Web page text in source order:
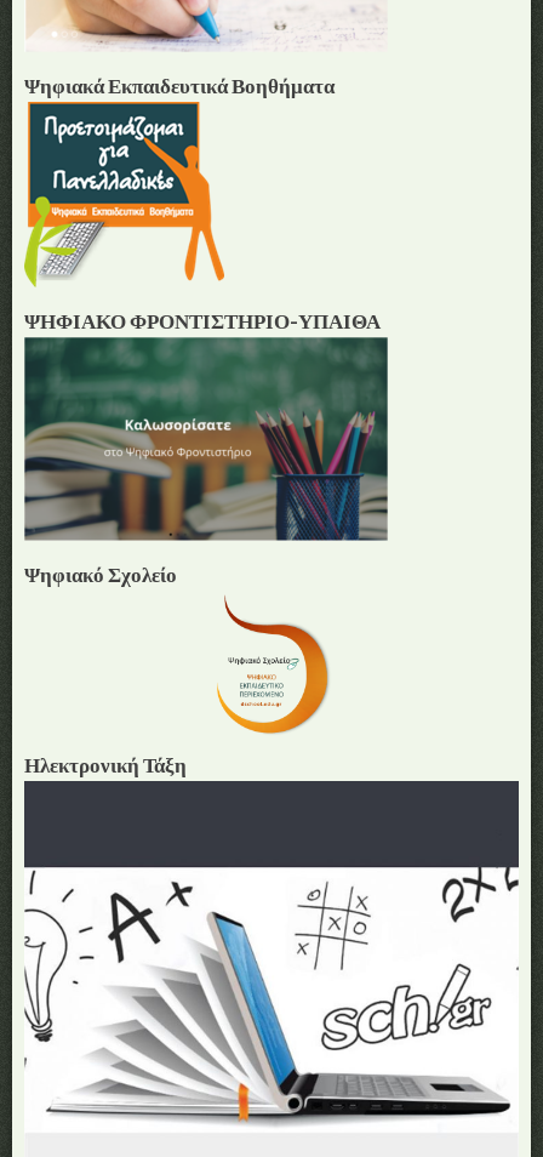
Ψηφιακά Εκπαιδευτικά Βοηθήματα
ΨΗΦΙΑΚΟ ΦΡΟΝΤΙΣΤΗΡΙΟ-ΥΠΑΙΘΑ
Ψηφιακό Σχολείο
Ηλεκτρονική Τάξη